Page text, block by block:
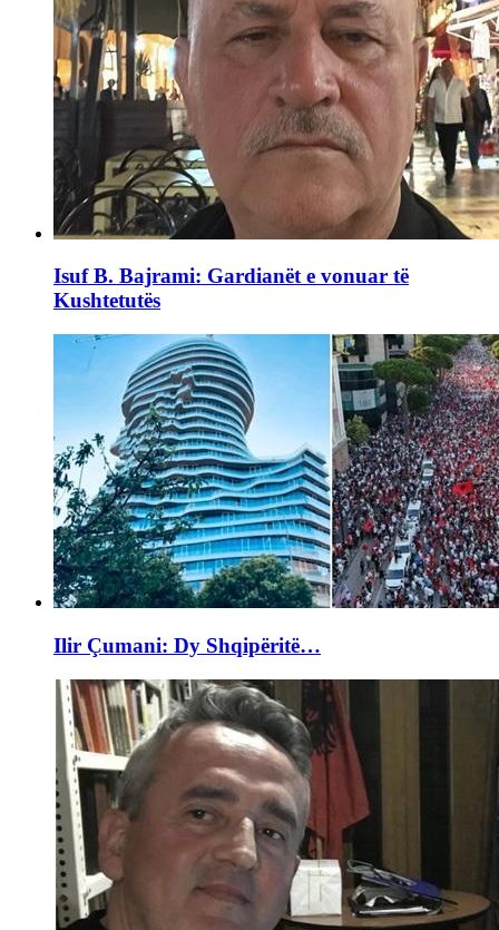
Isuf B. Bajrami: Gardianët e vonuar të
Kushtetutës
Ilir Çumani: Dy Shqipëritë…